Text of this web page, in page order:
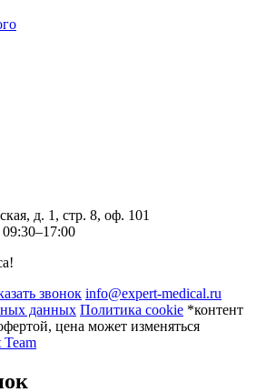
д. 1, стр. 8, оф. 101
звонок info@expert-medical.ru
данных Политика cookie *контент
цена может изменяться
Team